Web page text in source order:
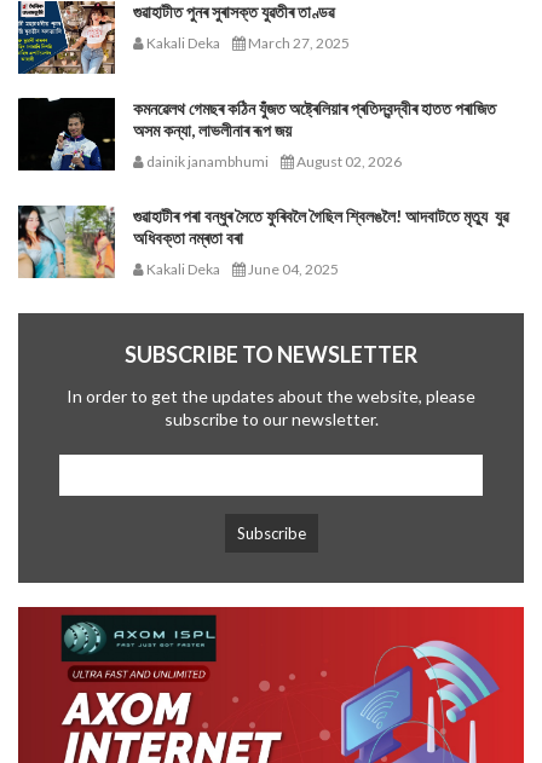
গুৱাহাটীত পুনৰ সুৰাসক্ত যুৱতীৰ তাণ্ডৱ
Kakali Deka March 27, 2025
কমনৱেলথ গেমছৰ কঠিন যুঁজত অষ্ট্ৰেলিয়াৰ প্ৰতিদ্বন্দ্বীৰ হাতত পৰাজিত
অসম কন্যা, লাভলীনাৰ ৰূপ জয়
dainik janambhumi August 02, 2026
গুৱাহাটীৰ পৰা বন্ধুৰ সৈতে ফুৰিবলৈ গৈছিল শ্বিলঙলৈ! আদবাটতে মৃত্যু যুৱ
অধিবক্তা নম্ৰতা বৰা
Kakali Deka June 04, 2025
SUBSCRIBE TO NEWSLETTER
In order to get the updates about the website, please
subscribe to our newsletter.